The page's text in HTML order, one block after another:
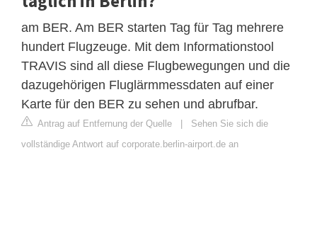
am BER. Am BER starten Tag für Tag mehrere
hundert Flugzeuge. Mit dem Informationstool
TRAVIS sind all diese Flugbewegungen und die
dazugehörigen Fluglärmmessdaten auf einer
Karte für den BER zu sehen und abrufbar.
Antrag auf Entfernung der Quelle | Sehen Sie sich die
vollständige Antwort auf corporate.berlin-airport.de an